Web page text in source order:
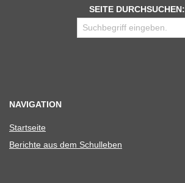
SEITE DURCHSUCHEN:
NAVIGATION
Start­seite
Berichte aus dem Schulleben